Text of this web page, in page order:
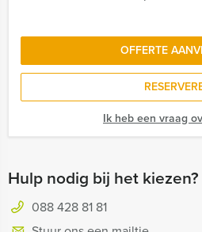
OFFERTE
Ik heb een vraag
Hulp nodig bij het kiezen?
088 428 81 81